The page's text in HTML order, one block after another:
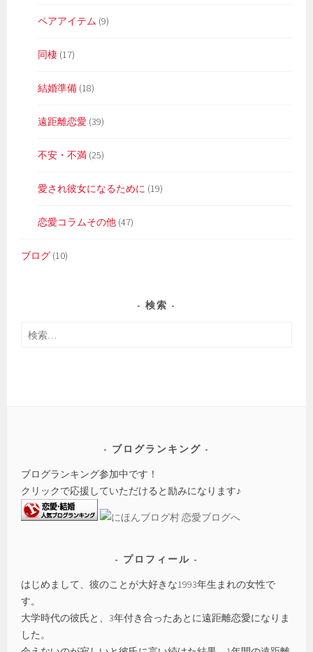
ペアアイテム (9)
同棲 (17)
結婚準備 (18)
遠距離恋愛 (39)
不安・不満 (25)
愛され彼女になるために (19)
恋愛コラムその他 (47)
ブログ (10)
検索
検
ブログランキング
ブログランキング参加中です！
クリックで応援していただけると励みになります♪
プロフィール
はじめまして、彼のことが大好きな1993年生まれの女性で
す。
大学時代の彼氏と、3年付き合ったあとに遠距離恋愛になりま
した。